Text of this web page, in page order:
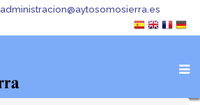
administracion@aytosomosierra.es